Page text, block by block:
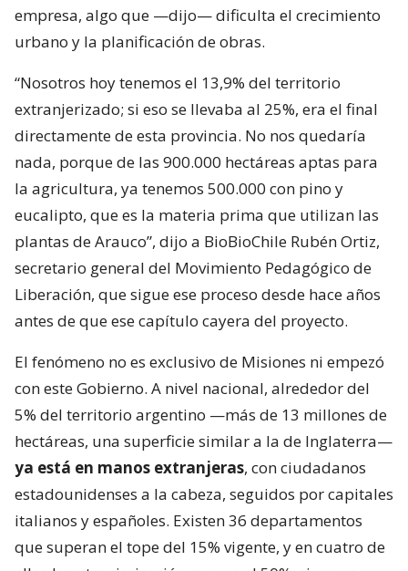
empresa, algo que —dijo— dificulta el crecimiento
urbano y la planificación de obras.
“Nosotros hoy tenemos el 13,9% del territorio
extranjerizado; si eso se llevaba al 25%, era el final
directamente de esta provincia. No nos quedaría
nada, porque de las 900.000 hectáreas aptas para
la agricultura, ya tenemos 500.000 con pino y
eucalipto, que es la materia prima que utilizan las
plantas de Arauco”, dijo a BioBioChile Rubén Ortiz,
secretario general del Movimiento Pedagógico de
Liberación, que sigue ese proceso desde hace años
antes de que ese capítulo cayera del proyecto.
El fenómeno no es exclusivo de Misiones ni empezó
con este Gobierno. A nivel nacional, alrededor del
5% del territorio argentino —más de 13 millones de
hectáreas, una superficie similar a la de Inglaterra—
ya está en manos extranjeras, con ciudadanos
estadounidenses a la cabeza, seguidos por capitales
italianos y españoles. Existen 36 departamentos
que superan el tope del 15% vigente, y en cuatro de